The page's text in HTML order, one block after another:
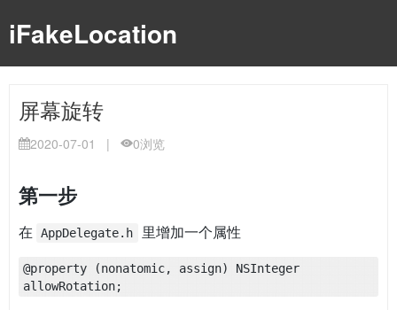
iFakeLocation
屏幕旋转
2020-07-01 | 0浏览
第一步
在 AppDelegate.h 里增加一个属性
@property (nonatomic, assign) NSInteger
allowRotation;